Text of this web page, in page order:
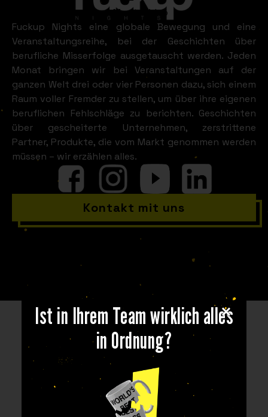
Ist in Ihrem Team wirklich alles
in Ordnung?
Montevideo
Fuckup Nights eine globale Bewegung und eine
Veranstaltungsreihe, bei der Geschichten über
berufliche Misserfolge ausgetauscht werden. Jeden
Monat bringen wir bei Veranstaltungen auf der
ganzen Welt drei oder vier Personen dazu, sich einem
Raum voller Fremder zu stellen, um über ihre eigenen
beruflichen Fehlschläge zu berichten. Geschichten
über gescheiterte Unternehmen, zerstrittene
Partner, Produkte, die vom Markt genommen werden
müssen – wir erzählen alles.
Kontakt mit uns
PARTNER